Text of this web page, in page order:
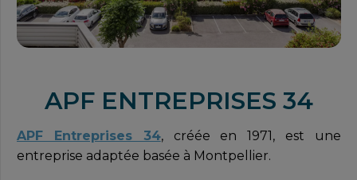
APF ENTREPRISES 34
APF Entreprises 34, créée en 1971, est une
entreprise adaptée basée à Montpellier.